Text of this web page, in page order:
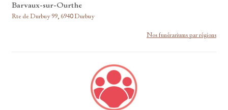
Barvaux-sur-Ourthe
Rte de Durbuy 99, 6940 Durbuy
Nos funérariums par régions